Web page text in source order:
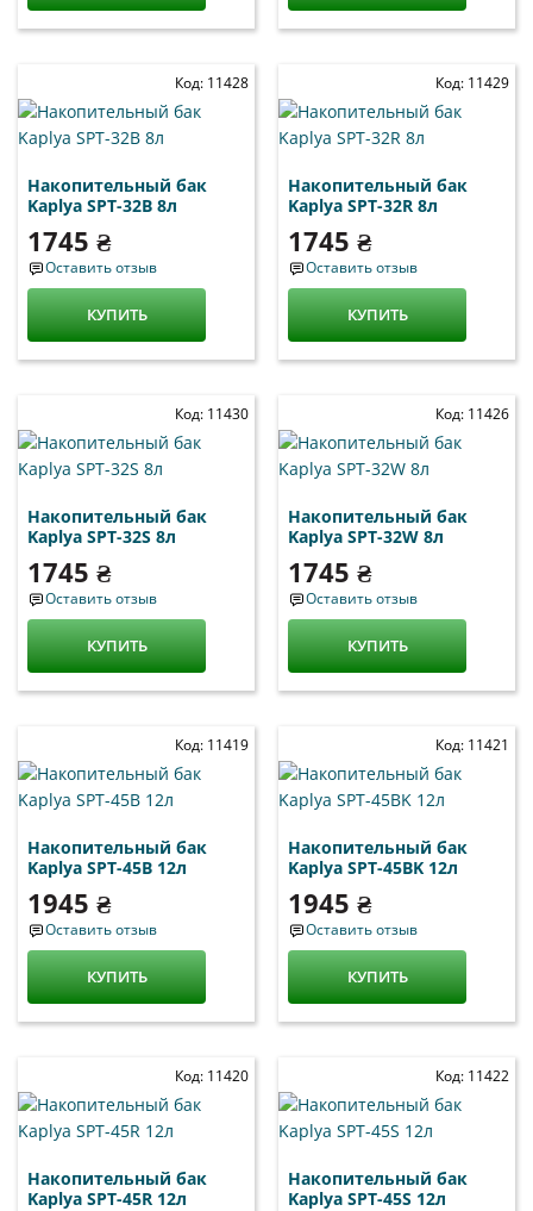
Код: 11428
Накопительный бак
Kaplya SPT-32B 8л
1745 ₴
Оставить отзыв
КУПИТЬ
Код: 11429
Накопительный бак
Kaplya SPT-32R 8л
1745 ₴
Оставить отзыв
КУПИТЬ
Код: 11430
Накопительный бак
Kaplya SPT-32S 8л
1745 ₴
Оставить отзыв
КУПИТЬ
Код: 11426
Накопительный бак
Kaplya SPT-32W 8л
1745 ₴
Оставить отзыв
КУПИТЬ
Код: 11419
Накопительный бак
Kaplya SPT-45B 12л
1945 ₴
Оставить отзыв
КУПИТЬ
Код: 11421
Накопительный бак
Kaplya SPT-45BK 12л
1945 ₴
Оставить отзыв
КУПИТЬ
Код: 11420
Накопительный бак
Kaplya SPT-45R 12л
Код: 11422
Накопительный бак
Kaplya SPT-45S 12л